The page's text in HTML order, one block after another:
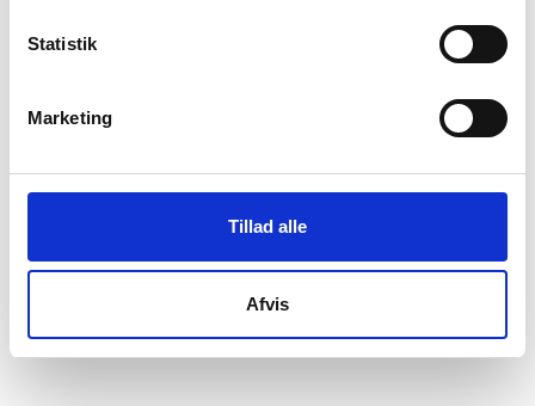
Statistik
Marketing
Tillad alle
Afvis